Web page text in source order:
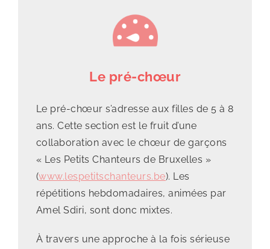
Le pré-chœur
Le pré-chœur s’adresse aux filles de 5 à 8
ans. Cette section est le fruit d’une
collaboration avec le chœur de garçons
« Les Petits Chanteurs de Bruxelles »
(www.lespetitschanteurs.be). Les
répétitions hebdomadaires, animées par
Amel Sdiri, sont donc mixtes.
À travers une approche à la fois sérieuse